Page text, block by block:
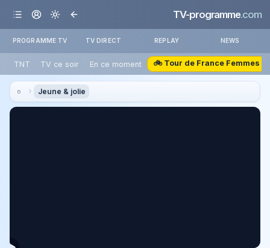
TV-programme.com
PROGRAMME TV TV DIRECT REPLAY NEWS
TNT TV ce soir En ce moment 🚲 Tour de France Femmes
Jeune & jolie